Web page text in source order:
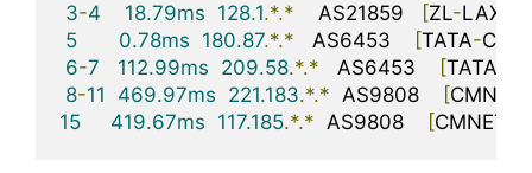
3-4 18.79ms 128.1.*.*
    AS21859
[ZL-LAX
5
0.78ms 180.87.*.*
   AS6453
[TATA-
6-7 112.99ms 209.58.*.*
   AS6453
[TATAC
8-11 469.97ms 221.183.*.*
  AS9808
[CMNET
15
419.67ms 117.185.*.*
  AS9808
[CMNET